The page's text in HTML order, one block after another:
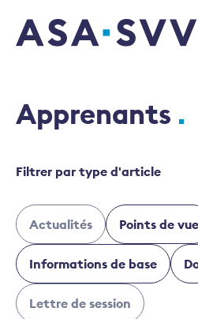
SVV Logo
Apprenants
Filtrer par type d'article
Actualités Points de vue
Informations de base
Lettre de session